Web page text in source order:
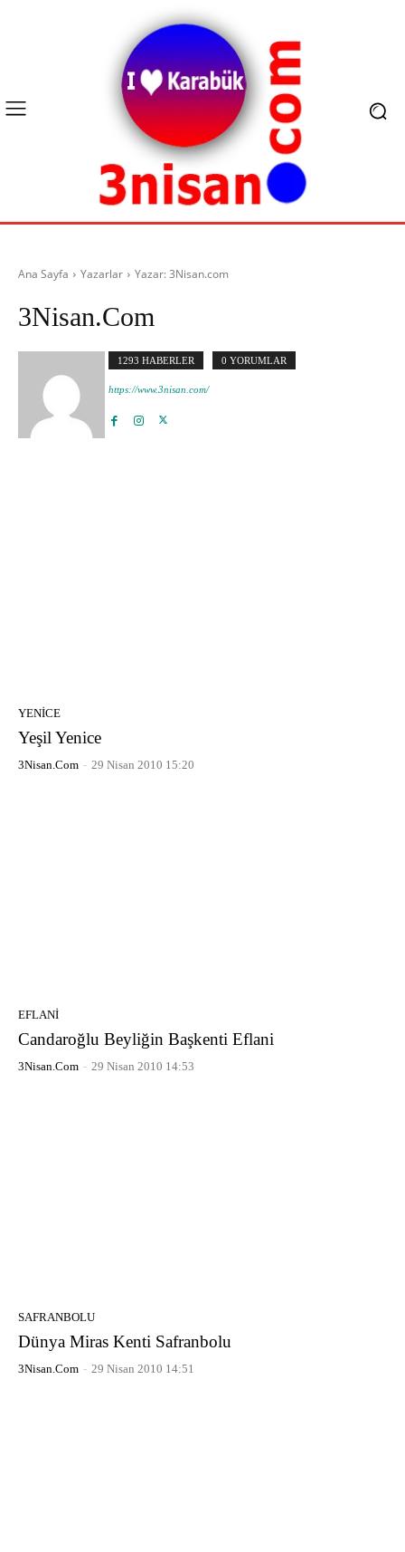
Ana Sayfa Yazarlar Yazar: 3Nisan.com
3Nisan.com
1293 HABERLER 0 YORUMLAR
https://www.3nisan.com/
YENICE
Yeşil Yenice
3Nisan.com - 29 Nisan 2010 15:20
EFLANI
Candaroğlu Beyliğin Başkenti Eflani
3Nisan.com - 29 Nisan 2010 14:53
SAFRANBOLU
Dünya Miras Kenti Safranbolu
3Nisan.com - 29 Nisan 2010 14:51